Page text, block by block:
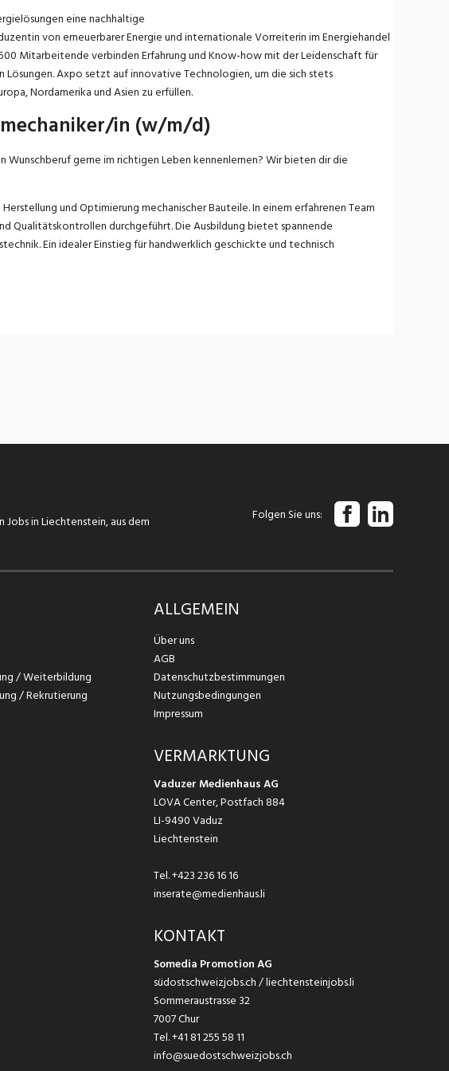
eine nachhaltige
von erneuerbarer Energie und internationale Vorreiterin im Energiehandel
Mitarbeitende verbinden Erfahrung und Know-how mit der Leidenschaft für
Lösungen. Axpo setzt auf innovative Technologien, um die sich stets
Nordamerika und Asien zu erfüllen.
in (w/m/d)
gerne im richtigen Leben kennenlernen? Wir bieten dir die
und Optimierung mechanischer Bauteile. In einem erfahrenen Team
Qualitätskontrollen durchgeführt. Die Ausbildung bietet spannende
Ein idealer Einstieg für handwerklich geschickte und technisch
in Liechtenstein, aus dem
Folgen Sie uns
/ Weiterbildung
/ Rekrutierung
ALLGEMEIN
Über uns
AGB
Datenschutzbestimmungen
Nutzungsbedingungen
Impressum
VERMARKTUNG
Vaduzer Medienhaus AG
LOVA Center, Postfach 884
LI-9490 Vaduz
Liechtenstein
Tel.+423 236 16 16
inserate@medienhaus.li
KONTAKT
Somedia Promotion AG
südostschweizjobs.ch / liechtensteinjobs.li
Sommeraustrasse 32
7007 Chur
Tel.+41 81 255 58 11
info@suedostschweizjobs.ch